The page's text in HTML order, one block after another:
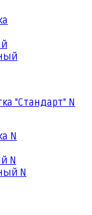
"Стандарт" N
N
N
N